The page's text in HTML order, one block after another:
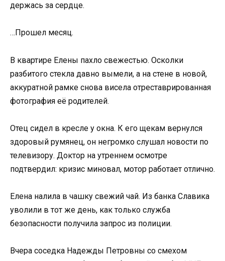
держась за сердце.
…Прошел месяц.
В квартире Елены пахло свежестью. Осколки
разбитого стекла давно вымели, а на стене в новой,
аккуратной рамке снова висела отреставрированная
фотография её родителей.
Отец сидел в кресле у окна. К его щекам вернулся
здоровый румянец, он негромко слушал новости по
телевизору. Доктор на утреннем осмотре
подтвердил: кризис миновал, мотор работает отлично.
Елена налила в чашку свежий чай. Из банка Славика
уволили в тот же день, как только служба
безопасности получила запрос из полиции.
Вчера соседка Надежды Петровны со смехом